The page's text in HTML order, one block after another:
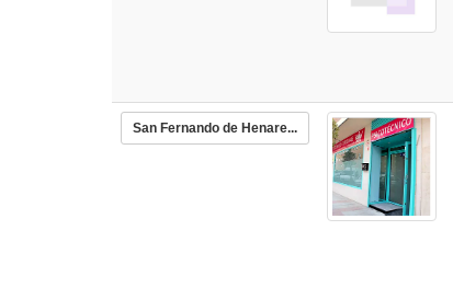
San Fernando de Henare...